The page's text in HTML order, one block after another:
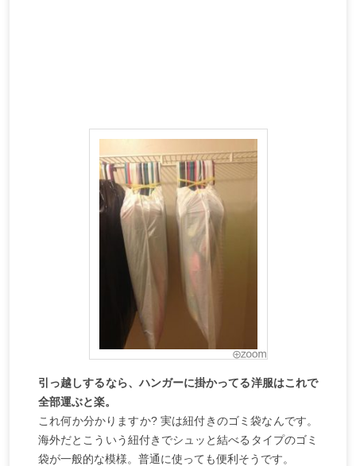
引っ越しするなら、ハンガーに掛かってる洋服はこれで
全部運ぶと楽。
これ何か分かりますか? 実は紐付きのゴミ袋なんです。
海外だとこういう紐付きでシュッと結べるタイプのゴミ
袋が一般的な模様。普通に使っても便利そうです。